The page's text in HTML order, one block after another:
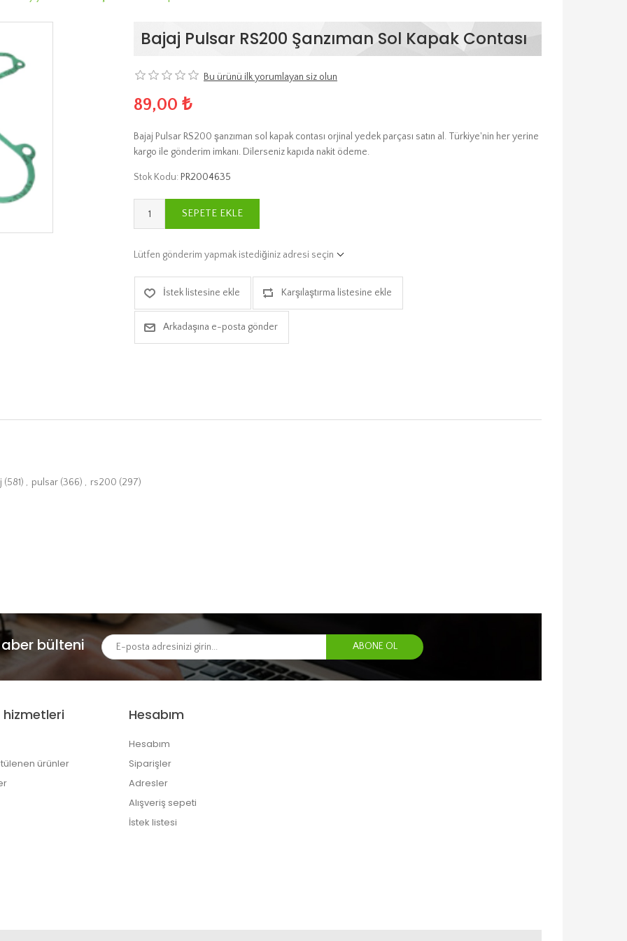
Bajaj Pulsar RS200 Şanzıman Sol Kapak Contası
Bu ürünü ilk yorumlayan siz olun
89,00 ₺
Bajaj Pulsar RS200 şanzıman sol kapak contası orjinal yedek parçası satın al. Türkiye'nin her yerine
kargo ile gönderim imkanı. Dilerseniz kapıda nakit ödeme.
Stok Kodu: PR2004635
SEPETE EKLE
Lütfen gönderim yapmak istediğiniz adresi seçin
İstek listesine ekle Karşılaştırma listesine ekle
Arkadaşına e-posta gönder
(581) , pulsar (366) , rs200 (297)
bülteni
ürünler
Hesabım
Hesabım
Siparişler
Adresler
Alışveriş sepeti
İstek listesi